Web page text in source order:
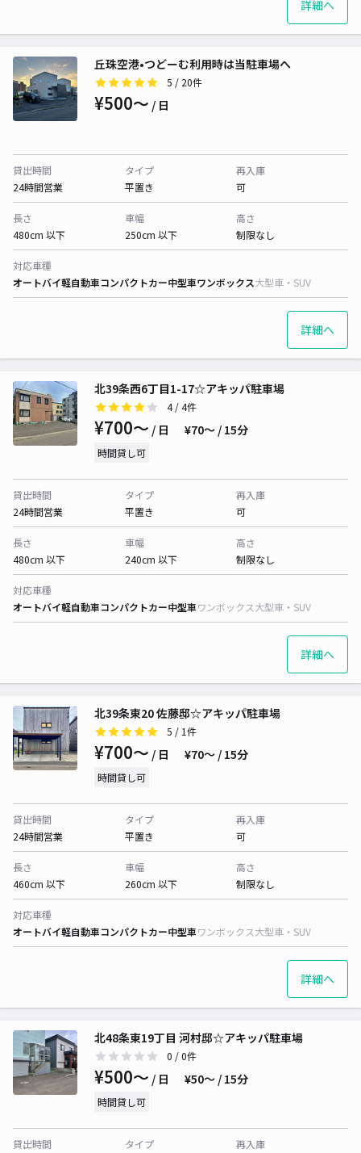
詳細へ
丘珠空港•つどーむ利用時は当駐車場へ
5 / 20件
¥500〜 / 日
貸出時間
24時間営業
タイプ
平置き
再入庫
可
長さ
480cm 以下
車幅
250cm 以下
高さ
制限なし
対応車種
オートバイ軽自動車コンパクトカー中型車ワンボックス大型車・SUV
詳細へ
北39条西6丁目1-17☆アキッパ駐車場
4/ 4件
¥700〜 / 日 ¥70〜 / 15分
時間貸し可
貸出時間
24時間営業
タイプ
平置き
再入庫
可
長さ
480cm 以下
車幅
240cm 以下
高さ
制限なし
対応車種
オートバイ軽自動車コンパクトカー中型車ワンボックス大型車・SUV
詳細へ
北39条東20 佐藤邸☆アキッパ駐車場
5 / 1件
¥700〜 / 日 ¥70〜 / 15分
時間貸し可
貸出時間
24時間営業
タイプ
平置き
再入庫
可
長さ
460cm 以下
車幅
260cm 以下
高さ
制限なし
対応車種
オートバイ軽自動車コンパクトカー中型車ワンボックス大型車・SUV
詳細へ
北48条東19丁目 河村邸☆アキッパ駐車場
0 / 0件
¥500〜 / 日 ¥50〜 / 15分
時間貸し可
貸出時間
タイプ
再入庫